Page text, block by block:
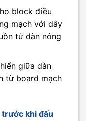
block điều
mạch với dây
từ dàn nóng
giữa dàn
từ board mạch
trước khi đấu